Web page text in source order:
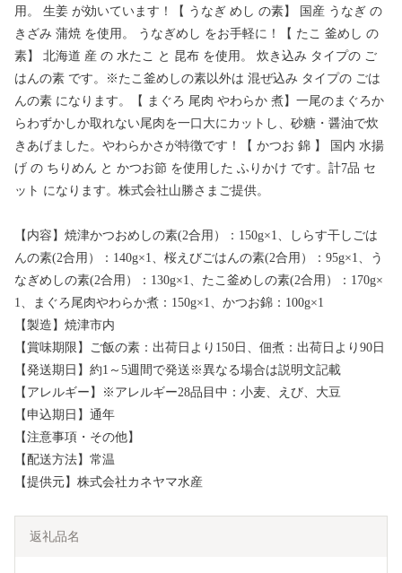
用。 生姜 が効いています！【 うなぎ めし の素】 国産 うなぎ の
きざみ 蒲焼 を使用。 うなぎめし をお手軽に！【 たこ 釜めし の
素】 北海道 産 の 水たこ と 昆布 を使用。 炊き込み タイプの ご
はんの素 です。※たこ釜めしの素以外は 混ぜ込み タイプの ごは
んの素 になります。【 まぐろ 尾肉 やわらか 煮】一尾のまぐろか
らわずかしか取れない尾肉を一口大にカットし、砂糖・醤油で炊
きあげました。やわらかさが特徴です！【 かつお 錦 】 国内 水揚
げ の ちりめん と かつお節 を使用した ふりかけ です。計7品 セ
ット になります。株式会社山勝さまご提供。
【内容】焼津かつおめしの素(2合用）：150g×1、しらす干しごは
んの素(2合用）：140g×1、桜えびごはんの素(2合用）：95g×1、う
なぎめしの素(2合用）：130g×1、たこ釜めしの素(2合用）：170g×
1、まぐろ尾肉やわらか煮：150g×1、かつお錦：100g×1
【製造】焼津市内
【賞味期限】ご飯の素：出荷日より150日、佃煮：出荷日より90日
【発送期日】約1～5週間で発送※異なる場合は説明文記載
【アレルギー】※アレルギー28品目中：小麦、えび、大豆
【申込期日】通年
【注意事項・その他】
【配送方法】常温
【提供元】株式会社カネヤマ水産
返礼品名